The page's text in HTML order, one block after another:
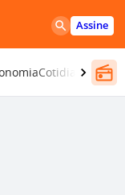
Assine
Cotidiano